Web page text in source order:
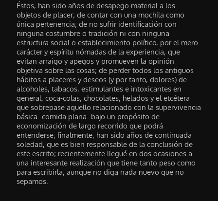
Éstos, han sido años de desapego material a los
objetos de placer; de contar con una mochila como
única pertenencia; de no sufrir identificación con
ninguna costumbre o tradición ni con ninguna
estructura social o establecimiento político, por el mero
carácter y espíritu nómadas de la experiencia, que
evitan arraigo y apegos y promueven la opinión
objetiva sobre las cosas; de perder todos los antiguos
hábitos a placeres y deseos (y por tanto, dolores) de
alcoholes, tabacos, estimulantes e intoxicantes en
general, coca-colas, chocolates, helados y el etcétera
que sobrepase aquello relacionado con la supervivencia
básica -comida plana- bajo un propósito de
economización de largo recorrido que podrá
entenderse; finalmente, han sido años de continuada
soledad, que es bien responsable de la conclusión de
este escrito; recientemente llegué en dos ocasiones a
una interesante realización que tiene tanto peso como
para escribirla, aunque no diga nada nuevo que no
sepamos.